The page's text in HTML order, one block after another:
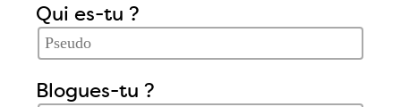
Qui es-tu ?
Blogues-tu ?